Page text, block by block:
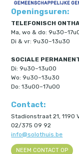
Openingsuren:
TELEFONISCH
Ma, wo & do:
Di & vr: 9u30–13u30
SOCIALE
Di: 9u30–13u00
Wo: 9u30–13u30
Do: 13u00–17u00
Contact:
Stadionstraat 21, 1190
02/375 09 92
info@solothuis.be
NEEM CONTACT OP